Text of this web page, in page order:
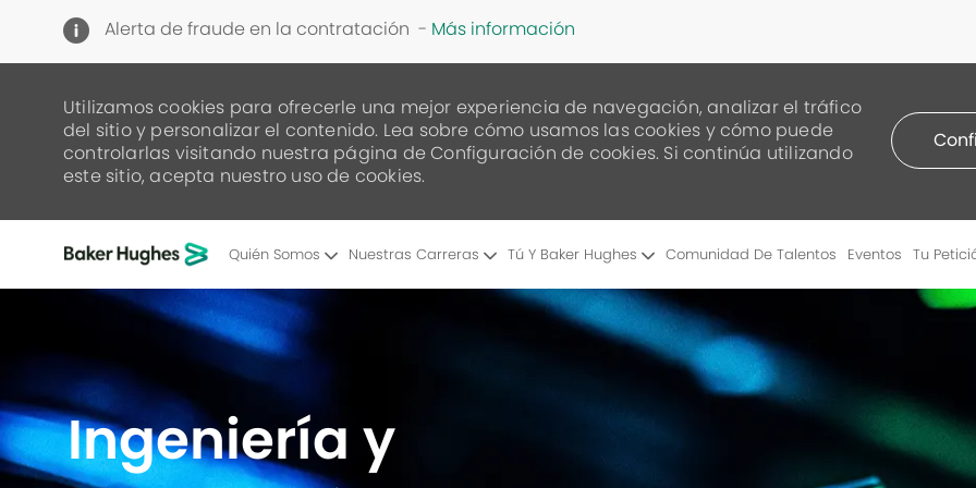
Alerta de fraude en la contratación - Más información
Utilizamos cookies para ofrecerle una mejor experiencia de navegación, analizar el tráfico
del sitio y personalizar el contenido. Lea sobre cómo usamos las cookies y cómo puede
controlarlas visitando nuestra página de Configuración de cookies. Si continúa utilizando
este sitio, acepta nuestro uso de cookies.
Quién Somos Nuestras Carreras Tú Y Baker Hughes Comunidad De Talentos Eventos Tu
Ingeniería y